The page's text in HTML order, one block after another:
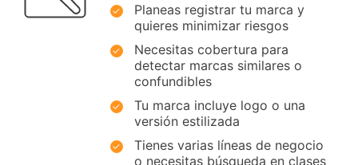
Planeas registrar tu marca y
quieres minimizar riesgos
Necesitas cobertura para
detectar marcas similares o
confundibles
Tu marca incluye logo o una
versión estilizada
Tienes varias líneas de negocio
o necesitas búsqueda en clases